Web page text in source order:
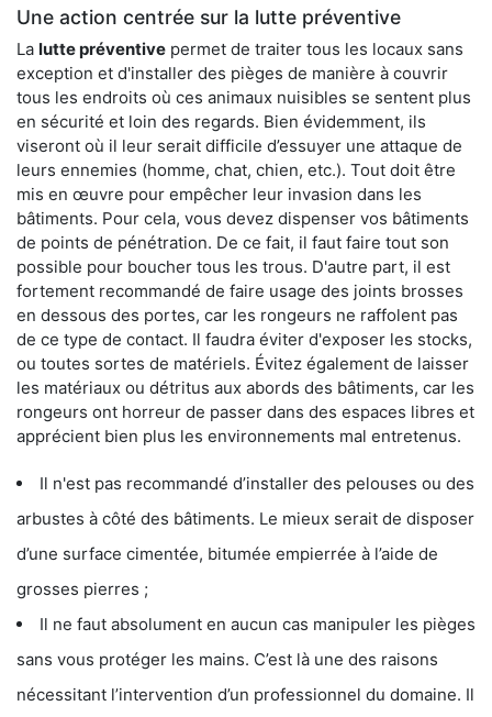
Une action centrée sur la lutte préventive
La lutte préventive permet de traiter tous les locaux sans
exception et d'installer des pièges de manière à couvrir
tous les endroits où ces animaux nuisibles se sentent plus
en sécurité et loin des regards. Bien évidemment, ils
viseront où il leur serait difficile d’essuyer une attaque de
leurs ennemies (homme, chat, chien, etc.). Tout doit être
mis en œuvre pour empêcher leur invasion dans les
bâtiments. Pour cela, vous devez dispenser vos bâtiments
de points de pénétration. De ce fait, il faut faire tout son
possible pour boucher tous les trous. D'autre part, il est
fortement recommandé de faire usage des joints brosses
en dessous des portes, car les rongeurs ne raffolent pas
de ce type de contact. Il faudra éviter d'exposer les stocks,
ou toutes sortes de matériels. Évitez également de laisser
les matériaux ou détritus aux abords des bâtiments, car les
rongeurs ont horreur de passer dans des espaces libres et
apprécient bien plus les environnements mal entretenus.
Il n'est pas recommandé d’installer des pelouses ou des
arbustes à côté des bâtiments. Le mieux serait de disposer
d’une surface cimentée, bitumée empierrée à l’aide de
grosses pierres ;
Il ne faut absolument en aucun cas manipuler les pièges
sans vous protéger les mains. C’est là une des raisons
nécessitant l’intervention d’un professionnel du domaine. Il